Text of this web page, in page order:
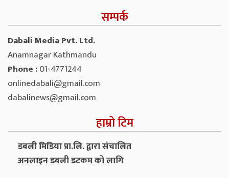
सम्पर्क
Dabali Media Pvt. Ltd.
Anamnagar Kathmandu
Phone :01-4771244
onlinedabali@gmail.com
dabalinews@gmail.com
हाम्रो टिम
डबली मिडिया प्रा.लि. द्वारा संचालित
अनलाइन डबली डटकम को लागि